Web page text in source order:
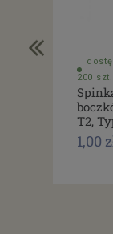
200 szt.
T2,
1,00